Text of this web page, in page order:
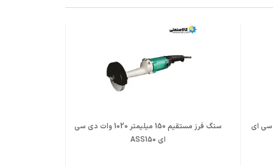
وات دی سی ای
سنگ فرز مستقیم 150 میلیمتر 1020 وات دی سی
ای ASS150